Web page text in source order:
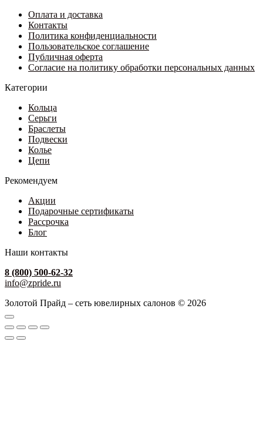
можно
выбрать
на
странице
товара.
200 ₽
31
500 ₽
Оплата и доставка
Контакты
Политика конфиденциальности
Пользовательское соглашение
Публичная оферта
Согласие на политику обработки персональных данных
Категории
Кольца
Серьги
Браслеты
Подвески
Колье
Цепи
Рекомендуем
Акции
Подарочные сертификаты
Рассрочка
Блог
Наши контакты
8 (800) 500-62-32
info@zpride.ru
Золотой Прайд – сеть ювелирных салонов © 2026